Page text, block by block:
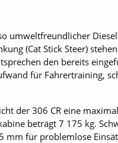
umweltfreundlicher
(Cat Stick Steer)
den bereits
für Fahrertraining,
der 306 CR eine
beträgt 7 175 kg.
für problemlose